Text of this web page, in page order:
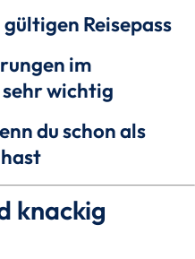
Reisepass
im
wichtig
du schon als
knackig